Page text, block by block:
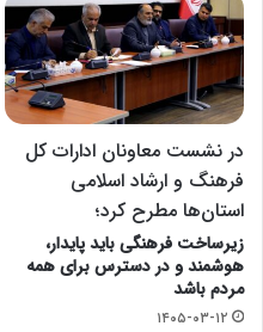
در نشست معاونان ادارات کل
فرهنگ و ارشاد اسلامی
استان‌ها مطرح کرد؛
زیرساخت فرهنگی باید پایدار،
هوشمند و در دسترس برای همه
مردم باشد
۱۴۰۵-۰۳-۱۲